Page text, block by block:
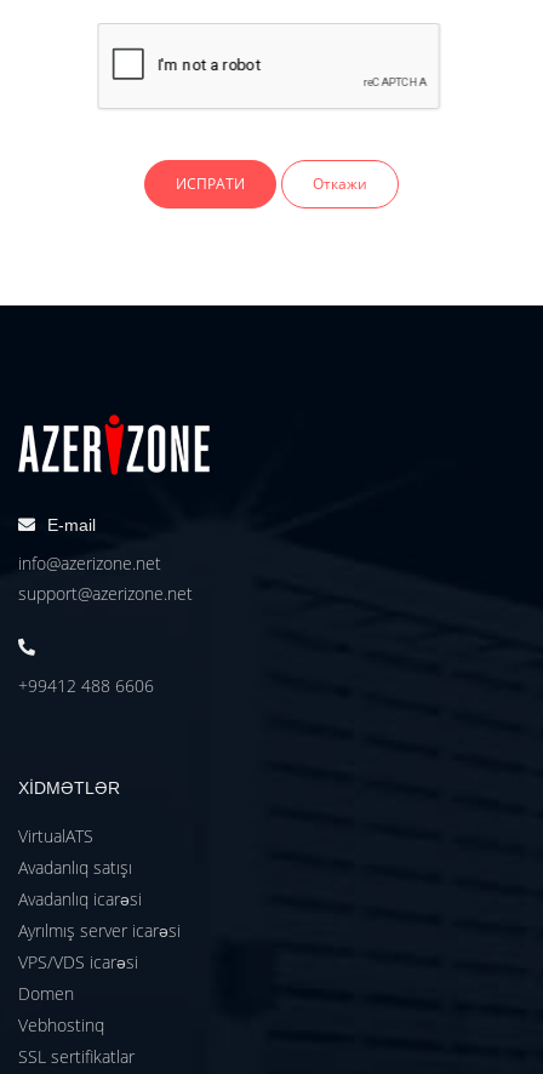
Откажи
E-mail
info@azerizone.net
support@azerizone.net
+99412 488 6606
XİDMƏTLƏR
VirtualATS
Avadanlıq satışı
Avadanlıq icarəsi
Ayrılmış server icarəsi
VPS/VDS icarəsi
Domen
Vebhostinq
SSL sertifikatlar